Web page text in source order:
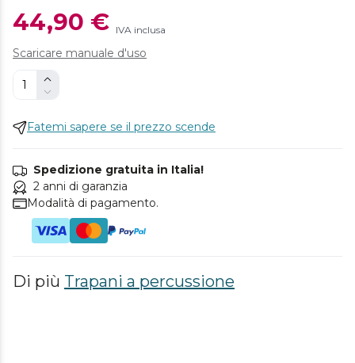
44,90 € IVA inclusa
Scaricare manuale d'uso
Fatemi sapere se il prezzo scende
Spedizione gratuita in Italia!
2 anni di garanzia
Modalità di pagamento.
Di più Trapani a percussione